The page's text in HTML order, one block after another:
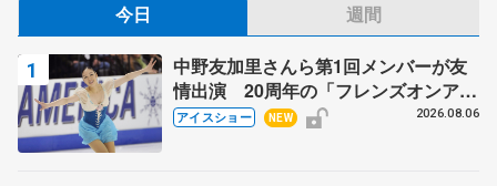
今日 週間
中野友加里さんら第1回メンバーが友
情出演 20周年の「フレンズオンアイ
ス」 宮本賢二さん、有川梨絵さん、
アイスショー NEW 2026.08.06